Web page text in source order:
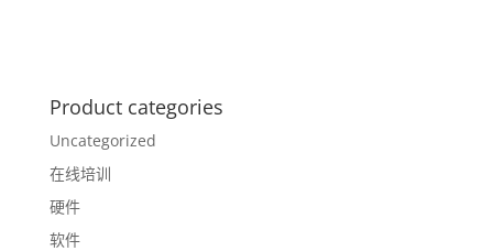
Product categories
Uncategorized
在线培训
硬件
软件